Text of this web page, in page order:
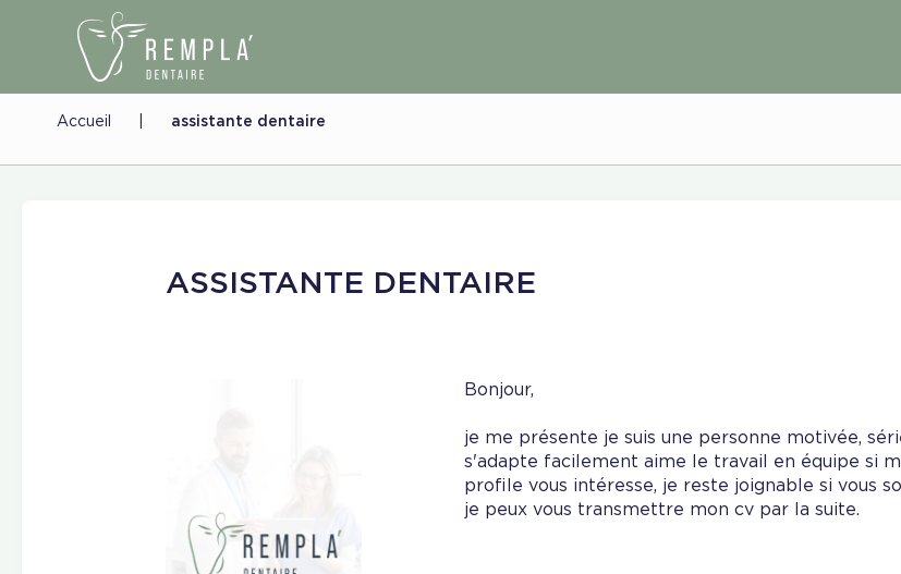
Accueil assistante dentaire
ASSISTANTE DENTAIRE
Bonjour,
je me présente je suis une personne motivée,
s'adapte facilement aime le travail en équipe si
profile vous intéresse, je reste joignable si vous
je peux vous transmettre mon cv par la suite.